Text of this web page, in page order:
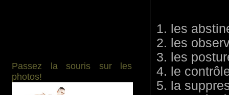
Passez la souris sur les
photos!
les
les
les
le
la